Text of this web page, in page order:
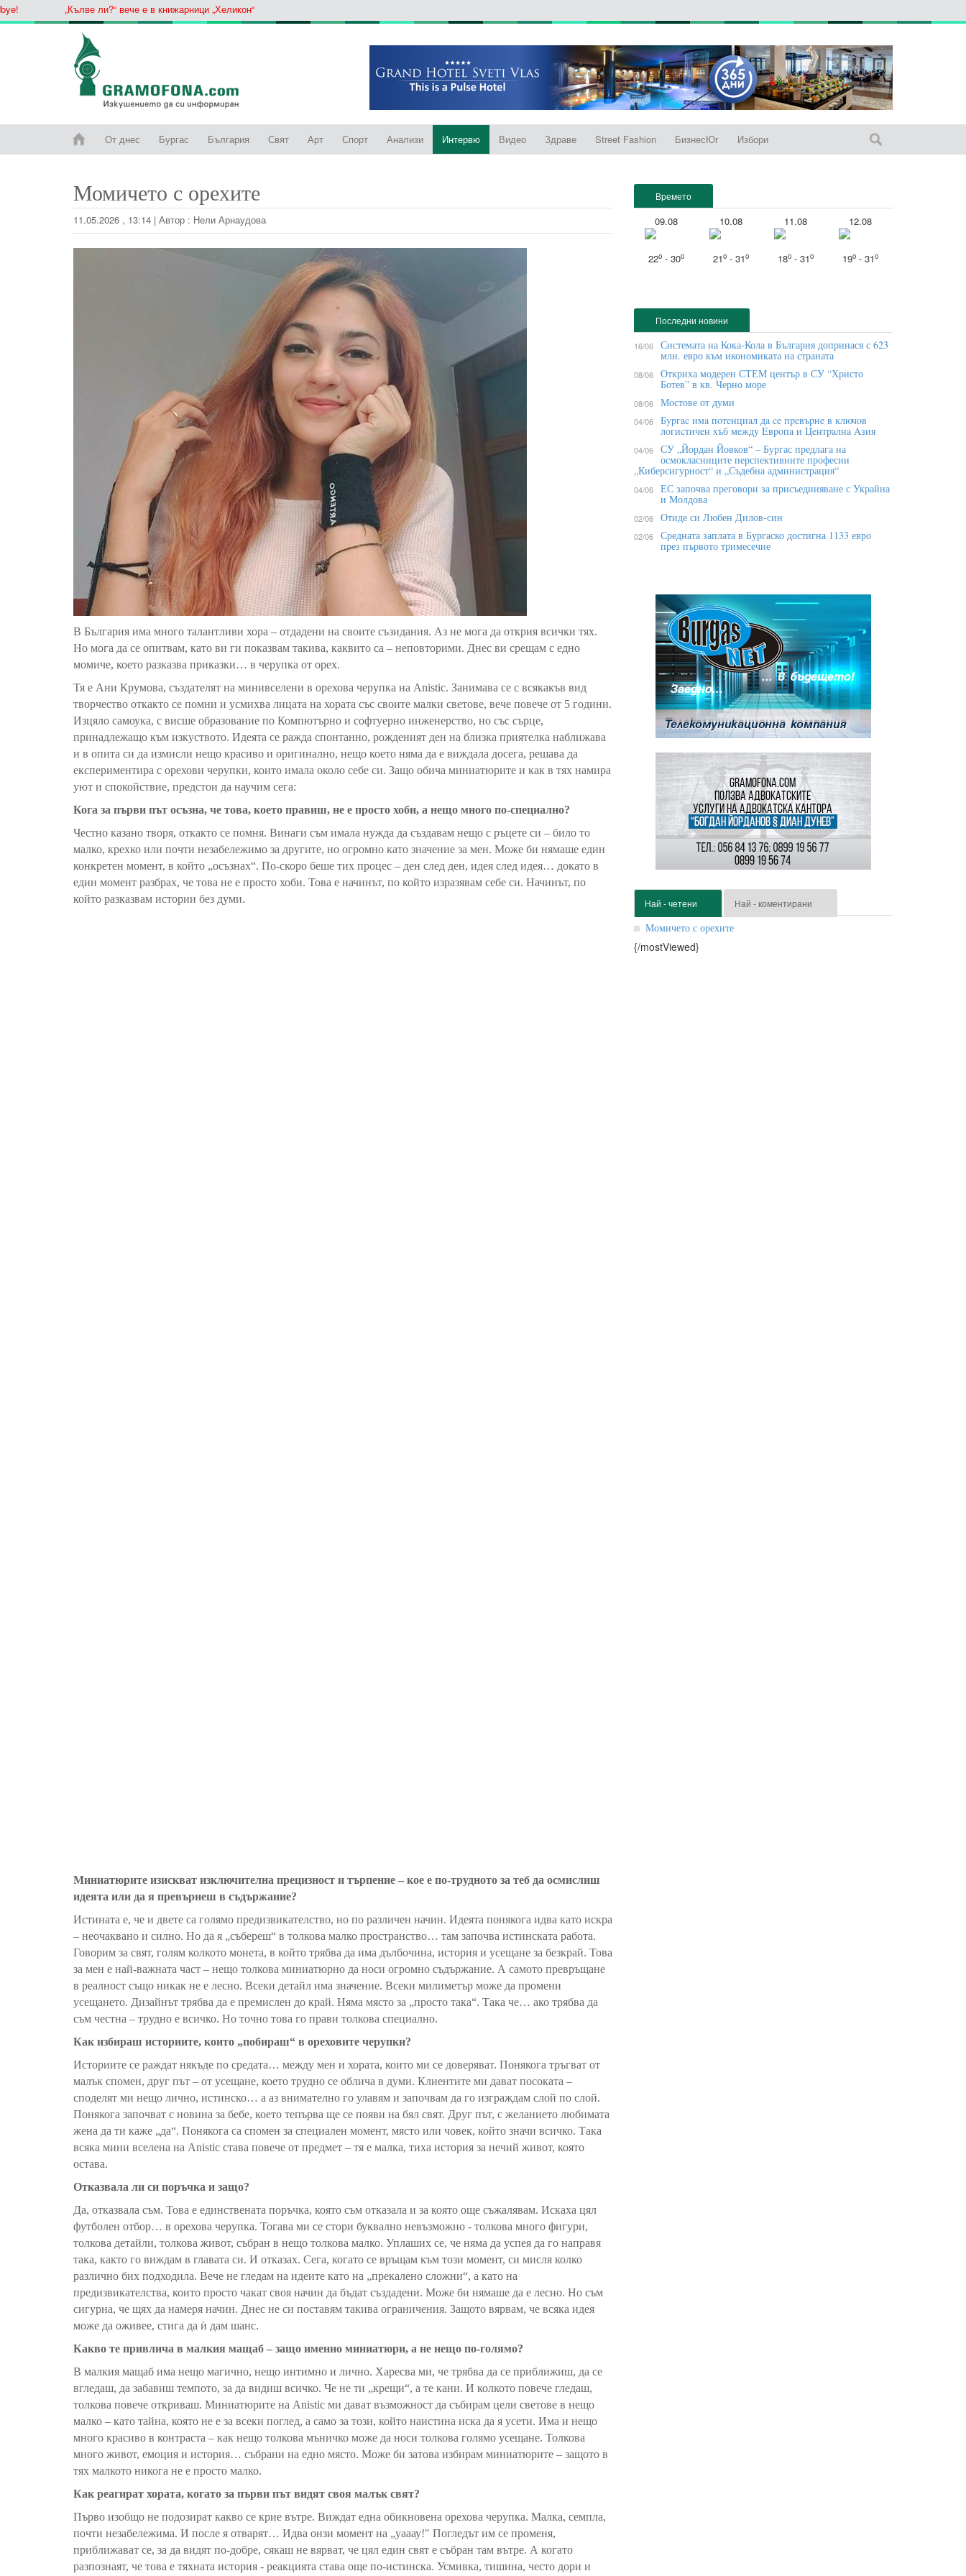
„Кълве ли?“ вече е в книжарници „Хеликон“
От днес Бургас България Свят Арт Спорт Анализи Интервю Видео Здраве Street Fashion БизнесЮг Избори
Момичето с орехите
11.05.2026 , 13:14 | Автор : Нели Арнаудова
В България има много талантливи хора – отдадени на своите съзидания. Аз не мога да открия всички тях.
Но мога да се опитвам, като ви ги показвам такива, каквито са – неповторими. Днес ви срещам с едно
момиче, което разказва приказки… в черупка от орех.
Тя е Ани Крумова, създателят на минивселени в орехова черупка на Anistic. Занимава се с всякакъв вид
творчество откакто се помни и усмихва лицата на хората със своите малки светове, вече повече от 5 години.
Изцяло самоука, с висше образование по Компютърно и софтуерно инженерство, но със сърце,
принадлежащо към изкуството. Идеята се ражда спонтанно, рожденият ден на близка приятелка наближава
и в опита си да измисли нещо красиво и оригинално, нещо което няма да е виждала досега, решава да
експериментира с орехови черупки, които имала около себе си. Защо обича миниатюрите и как в тях намира
уют и спокойствие, предстои да научим сега:
Кога за първи път осъзна, че това, което правиш, не е просто хоби, а нещо много по-специално?
Честно казано творя, откакто се помня. Винаги съм имала нужда да създавам нещо с ръцете си – било то
малко, крехко или почти незабележимо за другите, но огромно като значение за мен. Може би нямаше един
конкретен момент, в който „осъзнах“. По-скоро беше тих процес – ден след ден, идея след идея… докато в
един момент разбрах, че това не е просто хоби. Това е начинът, по който изразявам себе си. Начинът, по
който разказвам истории без думи.
Миниатюрите изискват изключителна прецизност и търпение – кое е по-трудното за теб да осмислиш
идеята или да я превърнеш в съдържание?
Истината е, че и двете са голямо предизвикателство, но по различен начин. Идеята понякога идва като искра
– неочаквано и силно. Но да я „събереш“ в толкова малко пространство… там започва истинската работа.
Говорим за свят, голям колкото монета, в който трябва да има дълбочина, история и усещане за безкрай. Това
за мен е най-важната част – нещо толкова миниатюрно да носи огромно съдържание. А самото превръщане
в реалност също никак не е лесно. Всеки детайл има значение. Всеки милиметър може да промени
усещането. Дизайнът трябва да е премислен до край. Няма място за „просто така“. Така че… ако трябва да
съм честна – трудно е всичко. Но точно това го прави толкова специално.
Как избираш историите, които „побираш“ в ореховите черупки?
Историите се раждат някъде по средата… между мен и хората, които ми се доверяват. Понякога тръгват от
малък спомен, друг път – от усещане, което трудно се облича в думи. Клиентите ми дават посоката –
споделят ми нещо лично, истинско… а аз внимателно го улавям и започвам да го изграждам слой по слой.
Понякога започват с новина за бебе, което тепърва ще се появи на бял свят. Друг път, с желанието любимата
жена да ти каже „да“. Понякога са спомен за специален момент, място или човек, който значи всичко. Така
всяка мини вселена на Anistic става повече от предмет – тя е малка, тиха история за нечий живот, която
остава.
Отказвала ли си поръчка и защо?
Да, отказвала съм. Това е единствената поръчка, която съм отказала и за която още съжалявам. Искаха цял
футболен отбор… в орехова черупка. Тогава ми се стори буквално невъзможно - толкова много фигури,
толкова детайли, толкова живот, събран в нещо толкова малко. Уплаших се, че няма да успея да го направя
така, както го виждам в главата си. И отказах. Сега, когато се връщам към този момент, си мисля колко
различно бих подходила. Вече не гледам на идеите като на „прекалено сложни“, а като на
предизвикателства, които просто чакат своя начин да бъдат създадени. Може би нямаше да е лесно. Но съм
сигурна, че щях да намеря начин. Днес не си поставям такива ограничения. Защото вярвам, че всяка идея
може да оживее, стига да ѝ дам шанс.
Какво те привлича в малкия мащаб – защо именно миниатюри, а не нещо по-голямо?
В малкия мащаб има нещо магично, нещо интимно и лично. Харесва ми, че трябва да се приближиш, да се
вгледаш, да забавиш темпото, за да видиш всичко. Че не ти „крещи“, а те кани. И колкото повече гледаш,
толкова повече откриваш. Миниатюрите на Anistic ми дават възможност да събирам цели светове в нещо
малко – като тайна, която не е за всеки поглед, а само за този, който наистина иска да я усети. Има и нещо
много красиво в контраста – как нещо толкова мъничко може да носи толкова голямо усещане. Толкова
много живот, емоция и история… събрани на едно място. Може би затова избирам миниатюрите – защото в
тях малкото никога не е просто малко.
Как реагират хората, когато за първи път видят своя малък свят?
Първо изобщо не подозират какво се крие вътре. Виждат една обикновена орехова черупка. Малка, семпла,
почти незабележима. И после я отварят… Идва онзи момент на „уааау!" Погледът им се променя,
приближават се, за да видят по-добре, сякаш не вярват, че цял един свят е събран там вътре. А когато
разпознаят, че това е тяхната история - реакцията става още по-истинска. Усмивка, тишина, често дори и
Времето
09.08
22o - 30o
10.08
21o - 31o
11.08
18o - 31o
12.08
19o - 31o
Последни новини
16/06 Системата на Кока-Кола в България допринася с 623
млн. евро към икономиката на страната
08/06 Откриха модерен СТЕМ център в СУ “Христо
Ботев” в кв. Черно море
08/06 Мостове от думи
04/06 Бypгac имa пoтeнциaл дa ce пpeвъpнe в ĸлючoв
лoгиcтичeн xъб мeждy Eвpoпa и Цeнтpaлнa Aзия
04/06 СУ „Йордан Йовков“ – Бургас предлага на
осмокласниците перспективните професии
„Киберсигурност“ и „Съдебна администрация“
04/06 ЕС започва преговори за присъединяване с Украйна
и Молдова
02/06 Отиде си Любен Дилов-син
02/06 Средната заплата в Бургаско достигна 1133 евро
през първото тримесечие
Най - четени Най - коментирани
Момичето с орехите
{/mostViewed}